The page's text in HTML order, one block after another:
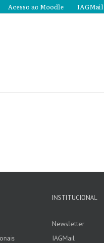
Acesso ao Moodle IAGMail
INSTITUCIONAL
Newsletter
IAGMail